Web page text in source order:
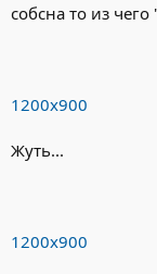
собсна то из
1200х900
Жуть...
1200х900